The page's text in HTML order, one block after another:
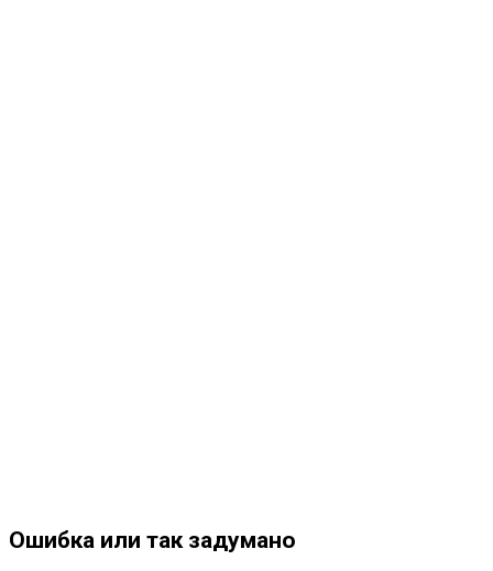
Ошибка или так задумано